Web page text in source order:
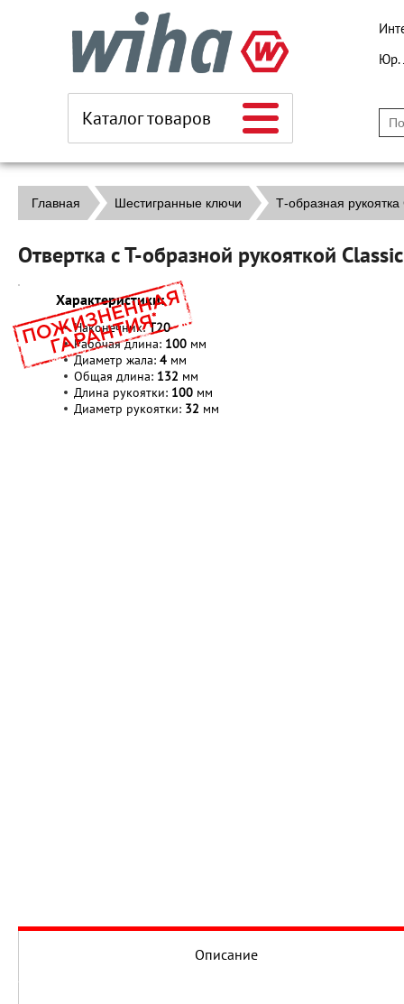
Каталог товаров
Юр.
Главная Шестигранные ключи Т-образная рукоятка
Отвертка с Т-образной рукояткой
Характеристики:
Наконечник:T20
Рабочая длина: 100 мм
Диаметр жала: 4 мм
Общая длина: 132 мм
Длина рукоятки: 100 мм
Диаметр рукоятки: 32 мм
Описание